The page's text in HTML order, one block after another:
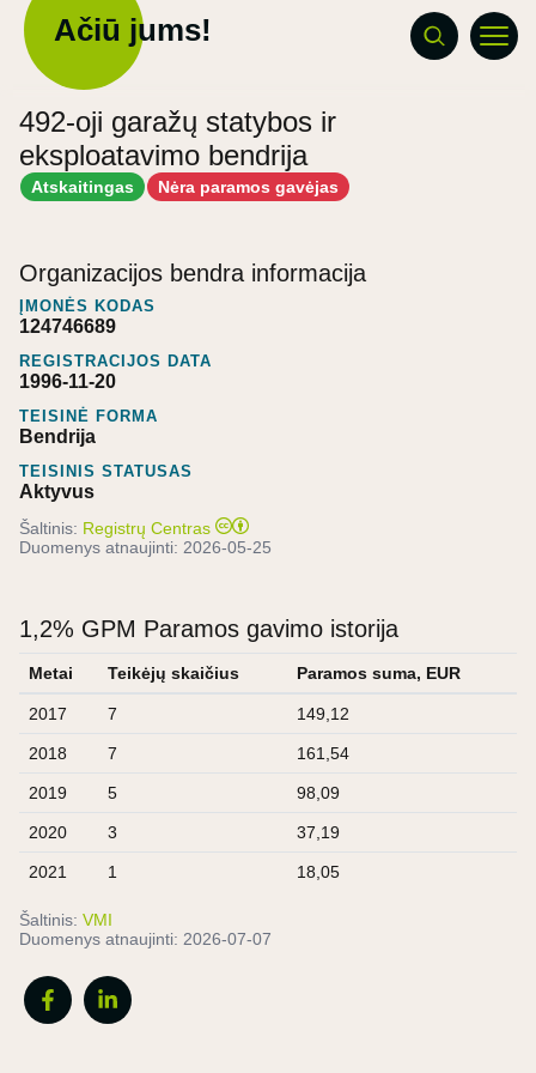
Ačiū jums!
492-oji garažų statybos ir
eksploatavimo bendrija
Atskaitingas Nėra paramos gavėjas
Organizacijos bendra informacija
ĮMONĖS KODAS
124746689
REGISTRACIJOS DATA
1996-11-20
TEISINĖ FORMA
Bendrija
TEISINIS STATUSAS
Aktyvus
Šaltinis: Registrų Centras
Duomenys atnaujinti: 2026-05-25
1,2% GPM Paramos gavimo istorija
Metai Teikėjų skaičius Paramos suma, EUR
2017 7 149,12
2018 7 161,54
2019 5 98,09
2020 3 37,19
2021 1 18,05
Šaltinis: VMI
Duomenys atnaujinti: 2026-07-07